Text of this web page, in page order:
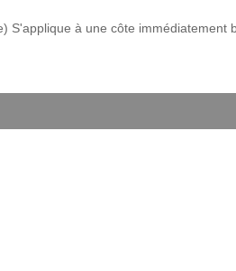
S'applique à une côte immédiatement